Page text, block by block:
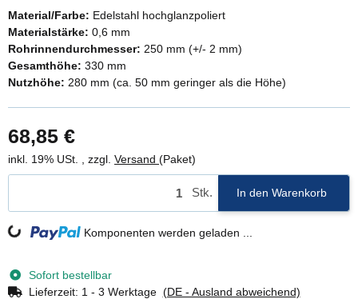
Material/Farbe: Edelstahl hochglanzpoliert
Materialstärke: 0,6 mm
Rohrinnendurchmesser: 250 mm (+/- 2 mm)
Gesamthöhe: 330 mm
Nutzhöhe: 280 mm (ca. 50 mm geringer als die Höhe)
68,85 €
inkl. 19% USt. , zzgl. Versand (Paket)
Stk. In den Warenkorb
Loading... Komponenten werden geladen ...
Sofort bestellbar
Lieferzeit: 1 - 3 Werktage (DE - Ausland abweichend)